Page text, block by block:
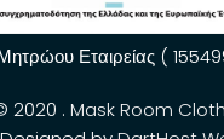
Εταιρείας (
2020 . Mask Room